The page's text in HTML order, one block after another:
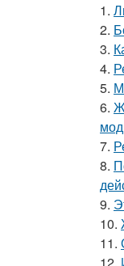
1.
2.
3.
4.
5.
6.
7.
8.
9.
10.
11.